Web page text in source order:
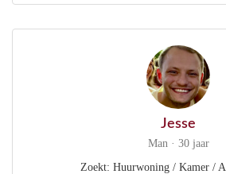
Jesse
Man · 30 jaar
Zoekt: Huurwoning / Kamer /